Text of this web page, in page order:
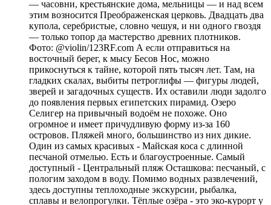
— часовни, крестьянские дома, мельницы — и над всем
этим возносится Преображенская церковь. Двадцать два
купола, серебристые, словно чешуя, и ни одного гвоздя
— только топор да мастерство древних плотников.
Фото: @violin/123RF.com А если отправиться на
восточный берег, к мысу Бесов Нос, можно
прикоснуться к тайне, которой пять тысяч лет. Там, на
гладких скалах, выбиты петроглифы — фигуры людей,
зверей и загадочных существ. Их оставили люди задолго
до появления первых египетских пирамид. Озеро
Селигер на привычный водоём не похоже. Оно
огромное и имеет причудливую форму из-за 160
островов. Пляжей много, большинство из них дикие.
Один из самых красивых - Майская коса с длинной
песчаной отмелью. Есть и благоустроенные. Самый
доступный - Центральный пляж Осташкова: песчаный, с
пологим заходом в воду. Помимо водных развлечений,
здесь доступны теплоходные экскурсии, рыбалка,
сплавы и велопрогулки. Тёплые озёра - это эко-курорт у